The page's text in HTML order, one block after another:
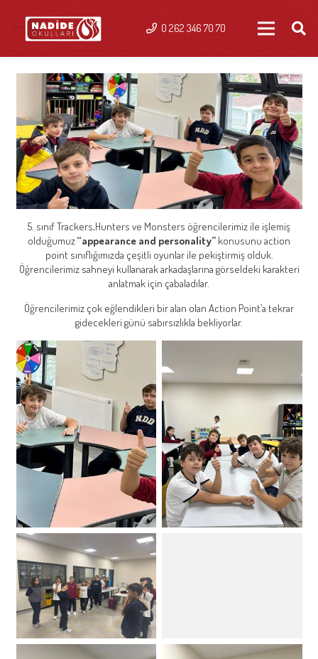
0 262 346 70 70
5. sınıf Trackers,Hunters ve Monsters öğrencilerimiz ile işlemiş
olduğumuz“appearance and personality” konusunu action
point sınıflığımızda çeşitli oyunlar ile pekiştirmiş olduk.
Öğrencilerimiz sahneyi kullanarak arkadaşlarına görseldeki karakteri
anlatmak için çabaladılar.
Öğrencilerimiz çok eğlendikleri bir alan olan Action Point’a tekrar
gidecekleri günü sabırsızlıkla bekliyorlar.